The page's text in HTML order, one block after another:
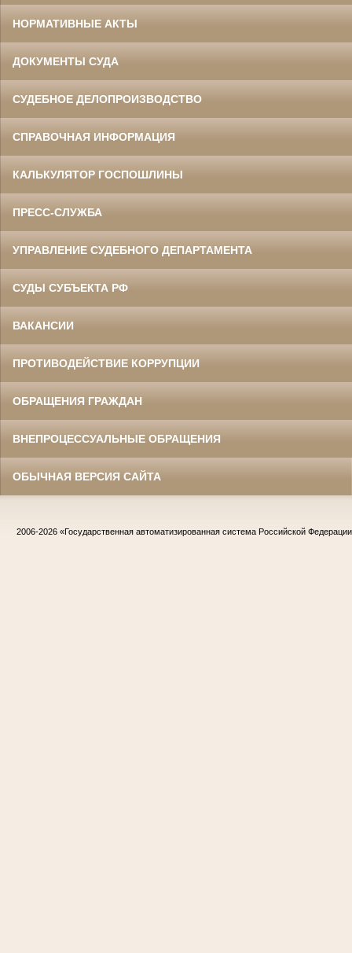
НОРМАТИВНЫЕ АКТЫ
ДОКУМЕНТЫ СУДА
СУДЕБНОЕ ДЕЛОПРОИЗВОДСТВО
СПРАВОЧНАЯ ИНФОРМАЦИЯ
КАЛЬКУЛЯТОР ГОСПОШЛИНЫ
ПРЕСС-СЛУЖБА
УПРАВЛЕНИЕ СУДЕБНОГО ДЕПАРТАМЕНТА
СУДЫ СУБЪЕКТА РФ
ВАКАНСИИ
ПРОТИВОДЕЙСТВИЕ КОРРУПЦИИ
ОБРАЩЕНИЯ ГРАЖДАН
ВНЕПРОЦЕССУАЛЬНЫЕ ОБРАЩЕНИЯ
ОБЫЧНАЯ ВЕРСИЯ САЙТА
2006-2026 «Государственная автоматизированная система Российской